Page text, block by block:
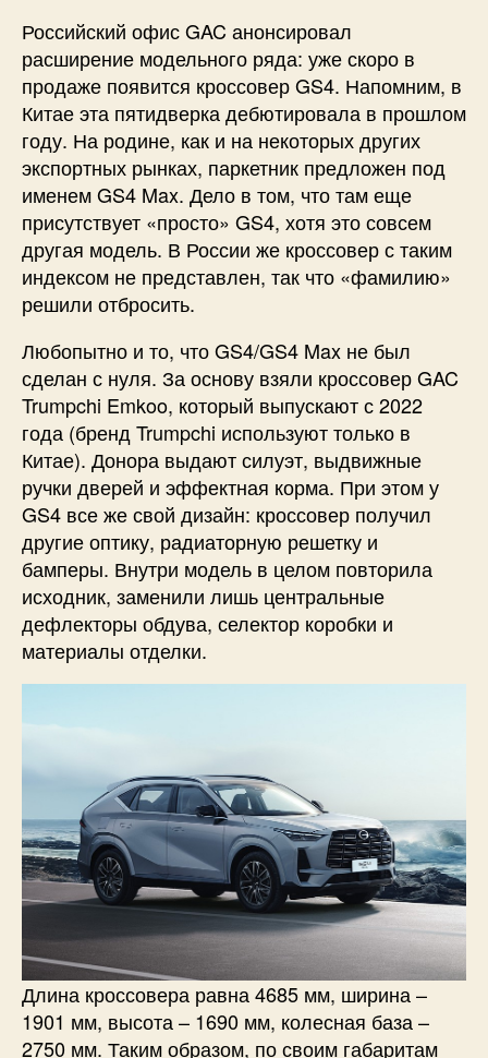
Российский офис GAC анонсировал
расширение модельного ряда: уже скоро в
продаже появится кроссовер GS4. Напомним, в
Китае эта пятидверка дебютировала в прошлом
году. На родине, как и на некоторых других
экспортных рынках, паркетник предложен под
именем GS4 Max. Дело в том, что там еще
присутствует «просто» GS4, хотя это совсем
другая модель. В России же кроссовер с таким
индексом не представлен, так что «фамилию»
решили отбросить.
Любопытно и то, что GS4/GS4 Max не был
сделан с нуля. За основу взяли кроссовер GAC
Trumpchi Emkoo, который выпускают с 2022
года (бренд Trumpchi используют только в
Китае). Донора выдают силуэт, выдвижные
ручки дверей и эффектная корма. При этом у
GS4 все же свой дизайн: кроссовер получил
другие оптику, радиаторную решетку и
бамперы. Внутри модель в целом повторила
исходник, заменили лишь центральные
дефлекторы обдува, селектор коробки и
материалы отделки.
Длина кроссовера равна 4685 мм, ширина –
1901 мм, высота – 1690 мм, колесная база –
2750 мм. Таким образом, по своим габаритам